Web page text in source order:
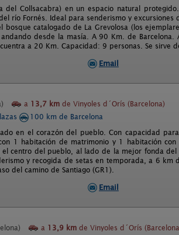
del Collsacabra) en un espacio natural
río Fornés. Ideal para senderismo y excursiones
catalogado de La Grevolosa (los
desde la masía. A 90 Km. de Barcelona.
a 20 Km. Capacidad: 9 personas. Se sirve
Email
a 13,7 km de Vinyoles d´Orís (Barcelona)
100 km de Barcelona
en el corazón del pueblo. Con capacidad
1 habitación de matrimonio y 1 habitación
centro del pueblo, al lado de la mejor fonda del
y recogida de setas en temporada, a 6
del camino de Santiago (GR1).
Email
a 13,9 km de Vinyoles d´Orís